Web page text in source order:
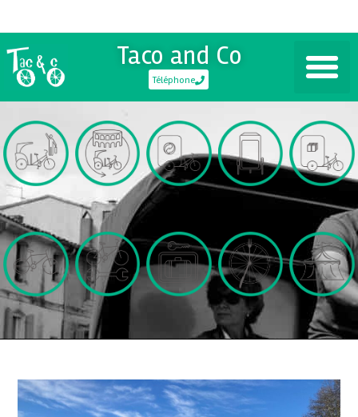
Taco and Co
Téléphone